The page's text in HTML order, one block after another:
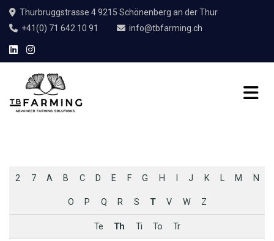
Thurbruggstrasse 4 9215 Schönenberg an der Thur
+41(0) 71 642 10 91
info@tbfarming.ch
2 7 A B C D E F G H J K L M N
O P Q R S T V W Z
Te Th Ti To Tr